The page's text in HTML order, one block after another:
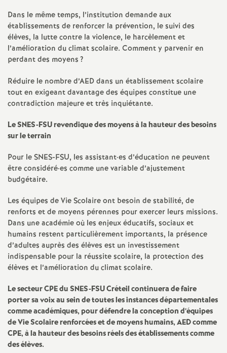
Dans le même temps, l’institution demande aux
établissements de renforcer la prévention, le suivi des
élèves, la lutte contre la violence, le harcèlement et
l’amélioration du climat scolaire. Comment y parvenir en
perdant des moyens?
Réduire le nombre d’AEDdans un établissement scolaire
tout en exigeant davantage des équipes constitue une
contradiction majeure et très inquiétante.
LeSNES-FSUrevendique des moyens à la hauteur des besoins
sur le terrain
Pour leSNES-FSU, les assistant·es d’éducation ne peuvent
être considéré·es comme une variable d’ajustement
budgétaire.
Les équipes de Vie Scolaire ont besoin de stabilité, de
renforts et de moyens pérennes pour exercer leurs missions.
Dans une académie où les enjeux éducatifs, sociaux et
humains restent particulièrement importants, la présence
d’adultes auprès des élèves est un investissement
indispensable pour la réussite scolaire, la protection des
élèves et l’amélioration du climat scolaire.
Le secteurCPEduSNES-FSUCréteil continuera de faire
porter sa voix au sein de toutes les instances départementales
comme académiques, pour défendre la conception d’équipes
de Vie Scolaire renforcées et de moyens humains,AEDcomme
CPE, à la hauteur des besoins réels des établissements comme
des élèves.